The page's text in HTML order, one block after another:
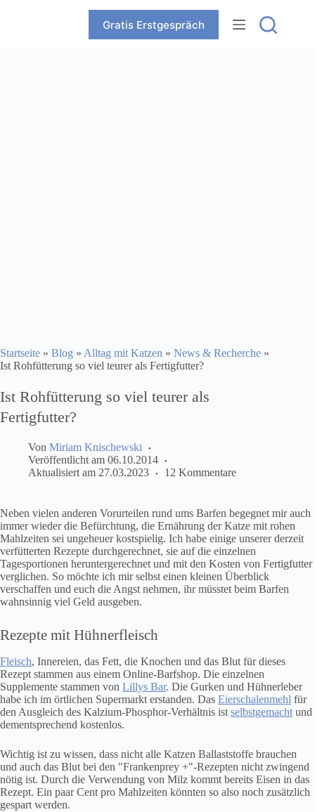
Gratis Erstgespräch
Startseite » Blog » Alltag mit Katzen » News & Recherche »
Ist Rohfütterung so viel teurer als Fertigfutter?
Ist Rohfütterung so viel teurer als
Fertigfutter?
Von Miriam Knischewski
Veröffentlicht am 06.10.2014
Aktualisiert am 27.03.2023 12 Kommentare
Neben vielen anderen Vorurteilen rund ums Barfen begegnet mir auch
immer wieder die Befürchtung, die Ernährung der Katze mit rohen
Mahlzeiten sei ungeheuer kostspielig. Ich habe einige unserer derzeit
verfütterten Rezepte durchgerechnet, sie auf die einzelnen
Tagesportionen heruntergerechnet und mit den Kosten von Fertigfutter
verglichen. So möchte ich mir selbst einen kleinen Überblick
verschaffen und euch die Angst nehmen, ihr müsstet beim Barfen
wahnsinnig viel Geld ausgeben.
Rezepte mit Hühnerfleisch
Fleisch, Innereien, das Fett, die Knochen und das Blut für dieses
Rezept stammen aus einem Online-Barfshop. Die einzelnen
Supplemente stammen von Lillys Bar. Die Gurken und Hühnerleber
habe ich im örtlichen Supermarkt erstanden. Das Eierschalenmehl für
den Ausgleich des Kalzium-Phosphor-Verhältnis istselbstgemachtund
dementsprechend kostenlos.
Wichtig ist zu wissen, dass nicht alle Katzen Ballaststoffe brauchen
und auch das Blut bei den "Frankenprey +"-Rezepten nicht zwingend
nötig ist. Durch die Verwendung von Milz kommt bereits Eisen in das
Rezept. Ein paar Cent pro Mahlzeiten könnten so also noch zusätzlich
gespart werden.